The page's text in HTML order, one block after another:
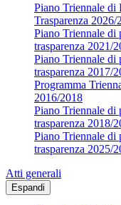
Piano Triennale di
Trasparenza 2026/
Piano Triennale di
trasparenza 2021/
Piano Triennale di
trasparenza 2017/
Programma
2016/2018
Piano Triennale di
trasparenza 2018/
Piano Triennale di
trasparenza 2025/
Atti generali
Espandi